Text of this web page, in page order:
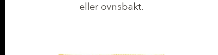
eller ovnsbakt.